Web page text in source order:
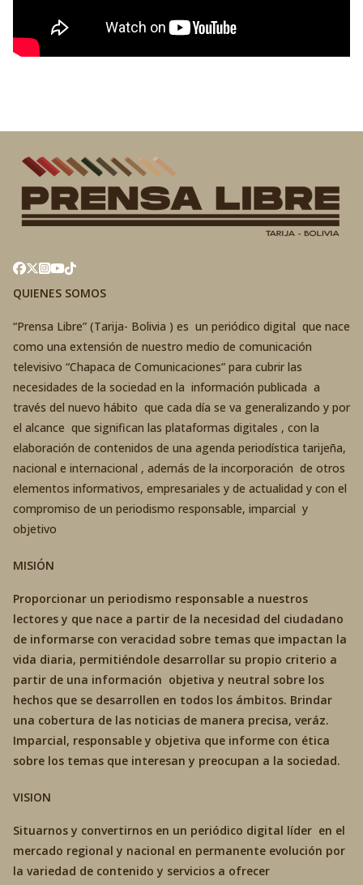
QUIENES SOMOS
“Prensa Libre” (Tarija- Bolivia ) es un periódico digital que nace
como una extensión de nuestro medio de comunicación
televisivo “Chapaca de Comunicaciones” para cubrir las
necesidades de la sociedad en la información publicada a
través del nuevo hábito que cada día se va generalizando y por
el alcance que significan las plataformas digitales , con la
elaboración de contenidos de una agenda periodística tarijeña,
nacional e internacional , además de la incorporación de otros
elementos informativos, empresariales y de actualidad y con el
compromiso de un periodismo responsable, imparcial y
objetivo
MISIÓN
Proporcionar un periodismo responsable a nuestros
lectores y que nace a partir de la necesidad del ciudadano
de informarse con veracidad sobre temas que impactan la
vida diaria, permitiéndole desarrollar su propio criterio a
partir de una información objetiva y neutral sobre los
hechos que se desarrollen en todos los ámbitos. Brindar
una cobertura de las noticias de manera precisa, veráz.
Imparcial, responsable y objetiva que informe con ética
sobre los temas que interesan y preocupan a la sociedad.
VISION
Situarnos y convertirnos en un periódico digital líder en el
mercado regional y nacional en permanente evolución por
la variedad de contenido y servicios a ofrecer